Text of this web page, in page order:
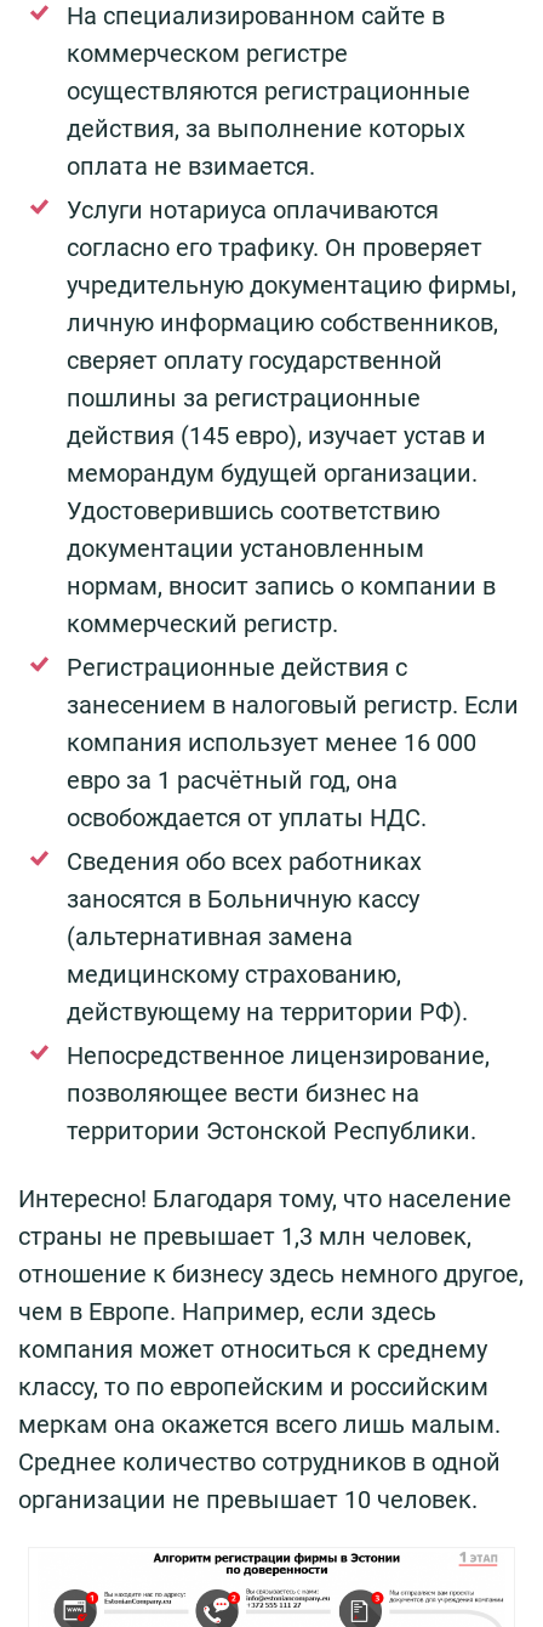
На специализированном сайте в
коммерческом регистре
осуществляются регистрационные
действия, за выполнение которых
оплата не взимается.
Услуги нотариуса оплачиваются
согласно его трафику. Он проверяет
учредительную документацию фирмы,
личную информацию собственников,
сверяет оплату государственной
пошлины за регистрационные
действия (145 евро), изучает устав и
меморандум будущей организации.
Удостоверившись соответствию
документации установленным
нормам, вносит запись о компании в
коммерческий регистр.
Регистрационные действия с
занесением в налоговый регистр. Если
компания использует менее 16 000
евро за 1 расчётный год, она
освобождается от уплаты НДС.
Сведения обо всех работниках
заносятся в Больничную кассу
(альтернативная замена
медицинскому страхованию,
действующему на территории РФ).
Непосредственное лицензирование,
позволяющее вести бизнес на
территории Эстонской Республики.
Интересно! Благодаря тому, что население
страны не превышает 1,3 млн человек,
отношение к бизнесу здесь немного другое,
чем в Европе. Например, если здесь
компания может относиться к среднему
классу, то по европейским и российским
меркам она окажется всего лишь малым.
Среднее количество сотрудников в одной
организации не превышает 10 человек.